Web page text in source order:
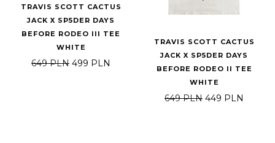
TRAVIS SCOTT CACTUS
JACK X SP5DER DAYS
BEFORE RODEO III TEE
WHITE
649PLN Pierwotna cena wynosiła: 649 PLN.
499 PLN
TRAVIS SCOTT CACTUS
JACK X SP5DER DAYS
BEFORE RODEO II TEE
WHITE
649PLN Pierwotna cena
449 PLN